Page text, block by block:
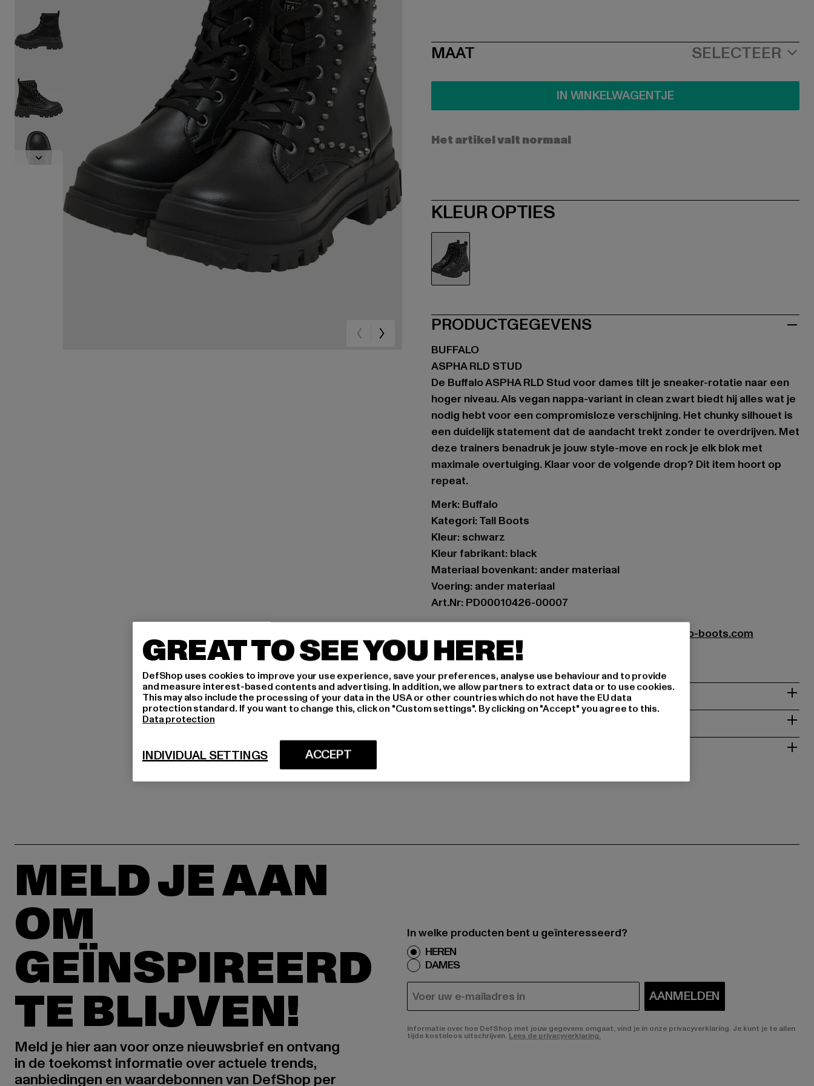
SIZE
MAAT SELECTEER
IN WINKELWAGENTJE
Het artikel valt normaal
KLEUR OPTIES
PRODUCTGEGEVENS
BUFFALO
ASPHA RLD STUD
De Buffalo ASPHA RLD Stud voor dames tilt je sneaker-rotatie naar een
hoger niveau. Als vegan nappa-variant in clean zwart biedt hij alles wat je
nodig hebt voor een compromisloze verschijning. Het chunky silhouet is
een duidelijk statement dat de aandacht trekt zonder te overdrijven. Met
deze trainers benadruk je jouw style-move en rock je elk blok met
maximale overtuiging. Klaar voor de volgende drop? Dit item hoort op
repeat.
Merk: Buffalo
Kategori: Tall Boots
Kleur: schwarz
Kleur fabrikant: black
Materiaal bovenkant: ander materiaal
Voering: ander materiaal
Art.Nr: PD00010426-00007
service-de@buffalo-boots.com
Schanzenstraße 41 | 51063 Köln | DE
MAAT
ONDERHOUDSINSTRUCTIES
MELD JE AAN
OM
GEÏNSPIREERD
TE BLIJVEN!
Meld je hier aan voor onze nieuwsbrief en ontvang
in de toekomst informatie over actuele trends,
aanbiedingen en waardebonnen van DefShop per
In welke producten bent u geïnteresseerd?
HEREN
DAMES
E-MAIL AANMELDEN
Informatie over hoe DefShop met jouw gegevens omgaat, vind je in onze privacyverklaring. Je kunt je te allen
tijde kosteloos uitschrijven. Lees de privacyverklaring.
GREAT TO SEE YOU HERE!
DefShop uses cookies to improve your use experience, save your preferences, analyse use behaviour and to provide
and measure interest-based contents and advertising. In addition, we allow partners to extract data or to use cookies.
This may also include the processing of your data in the USA or other countries which do not have the EU data
protection standard. If you want to change this, click on "Custom settings". By clicking on "Accept" you agree to this.
Data protection
ACCEPT
INDIVIDUAL SETTINGS